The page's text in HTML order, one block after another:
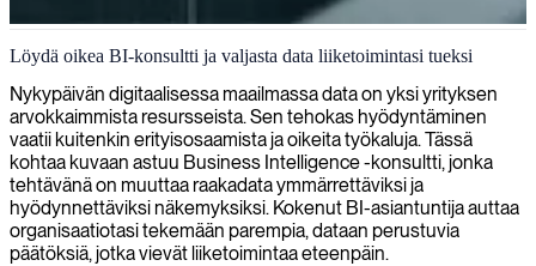
Liiketoimintatiedon hallinnan strategia ja toteutus
Tarjoamme erikoistuneita Business Intelligence -
konsultointipalveluita, jotka muuttavat tietosi käytännön
oivalluksiksi ja mahdollistavat strategisen päätöksenteon koko
organisaatiossasi.
Löydä oikea BI-konsultti ja valjasta data liiketoimintasi tueksi
Nykypäivän digitaalisessa maailmassa data on yksi yrityksen
arvokkaimmista resursseista. Sen tehokas hyödyntäminen
vaatii kuitenkin erityisosaamista ja oikeita työkaluja. Tässä
kohtaa kuvaan astuu Business Intelligence -konsultti, jonka
tehtävänä on muuttaa raakadata ymmärrettäviksi ja
hyödynnettäviksi näkemyksiksi. Kokenut BI-asiantuntija auttaa
organisaatiotasi tekemään parempia, dataan perustuvia
päätöksiä, jotka vievät liiketoimintaa eteenpäin.